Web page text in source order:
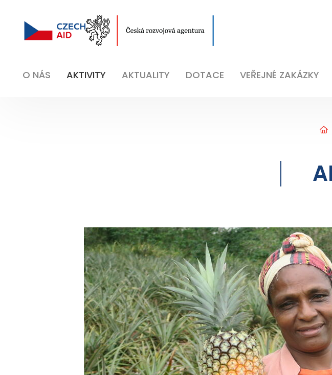
O NÁS AKTIVITY AKTUALITY DOTACE VEŘEJNÉ ZAKÁZKY